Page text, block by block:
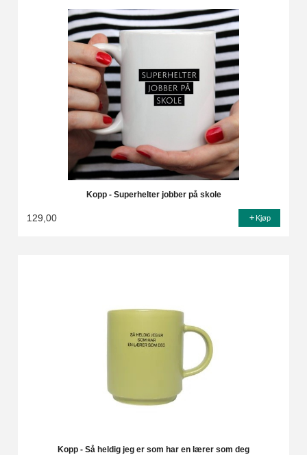
Kopp - Superhelter jobber på skole
129,00 Kjøp
Kopp - Så heldig jeg er som har en lærer som deg